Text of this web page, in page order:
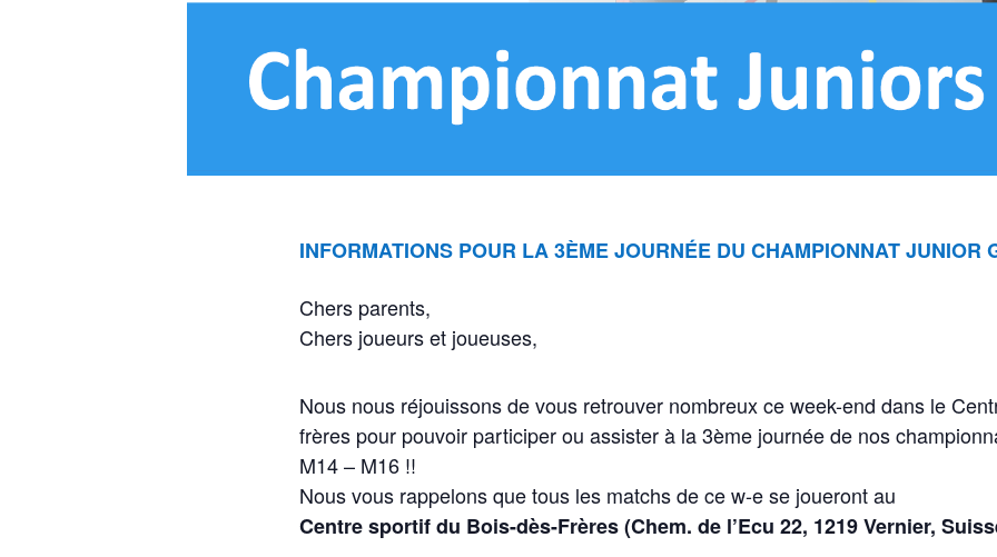
INFORMATIONS POUR LA 3ÈME JOURNÉE DU CHAMPIONNAT JUNIOR
Chers parents,
Chers joueurs et joueuses,
Nous nous réjouissons de vous retrouver nombreux ce week-end dans le
frères pour pouvoir participer ou assister à la 3ème journée de nos
M14 – M16 !!
Nous vous rappelons que tous les matchs de ce w-e se joueront au
Centre sportif du Bois-dès-Frères (Chem. de l’Ecu 22, 1219 Vernier,